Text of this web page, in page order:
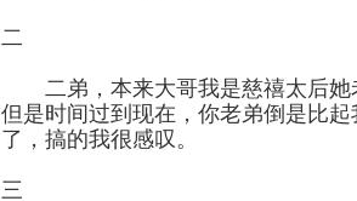
二
二弟，本来大哥我是慈禧太后她
但是时间过到现在，你老弟倒是比
了，搞的我很感叹。
三